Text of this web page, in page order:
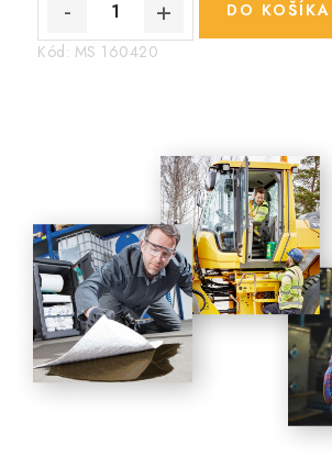
DO KOŠÍKA
Kód: MS 160420